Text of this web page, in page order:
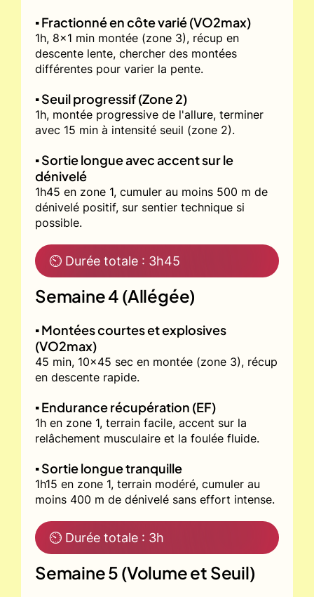
▪️ Fractionné en côte varié (VO2max)
1h, 8x1 min montée (zone 3), récup en
descente lente, chercher des montées
différentes pour varier la pente.
▪️ Seuil progressif (Zone 2)
1h, montée progressive de l'allure, terminer
avec 15 min à intensité seuil (zone 2).
▪️ Sortie longue avec accent sur le
dénivelé
1h45 en zone 1, cumuler au moins 500 m de
dénivelé positif, sur sentier technique si
possible.
⏲ Durée totale : 3h45
Semaine 4 (Allégée)
▪️ Montées courtes et explosives
(VO2max)
45 min, 10x45 sec en montée (zone 3), récup
en descente rapide.
▪️ Endurance récupération (EF)
1h en zone 1, terrain facile, accent sur la
relâchement musculaire et la foulée fluide.
▪️ Sortie longue tranquille
1h15 en zone 1, terrain modéré, cumuler au
moins 400 m de dénivelé sans effort intense.
⏲ Durée totale : 3h
Semaine 5 (Volume et Seuil)